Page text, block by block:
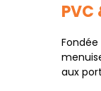
PVC
aux